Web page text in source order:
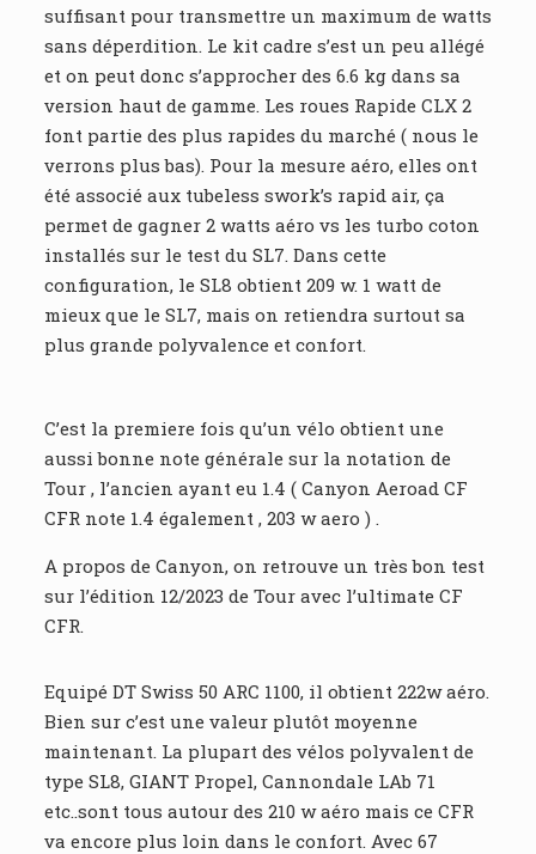
suffisant pour transmettre un maximum de watts
sans déperdition. Le kit cadre s’est un peu allégé
et on peut donc s’approcher des 6.6 kg dans sa
version haut de gamme. Les roues Rapide CLX 2
font partie des plus rapides du marché ( nous le
verrons plus bas). Pour la mesure aéro, elles ont
été associé aux tubeless swork’s rapid air, ça
permet de gagner 2 watts aéro vs les turbo coton
installés sur le test du SL7. Dans cette
configuration, le SL8 obtient 209 w. 1 watt de
mieux que le SL7, mais on retiendra surtout sa
plus grande polyvalence et confort.
C’est la premiere fois qu’un vélo obtient une
aussi bonne note générale sur la notation de
Tour , l’ancien ayant eu 1.4 ( Canyon Aeroad CF
CFR note 1.4 également , 203 w aero ) .
A propos de Canyon, on retrouve un très bon test
sur l’édition 12/2023 de Tour avec l’ultimate CF
CFR.
Equipé DT Swiss 50 ARC 1100, il obtient 222w aéro.
Bien sur c’est une valeur plutôt moyenne
maintenant. La plupart des vélos polyvalent de
type SL8, GIANT Propel, Cannondale LAb 71
etc..sont tous autour des 210 w aéro mais ce CFR
va encore plus loin dans le confort. Avec 67